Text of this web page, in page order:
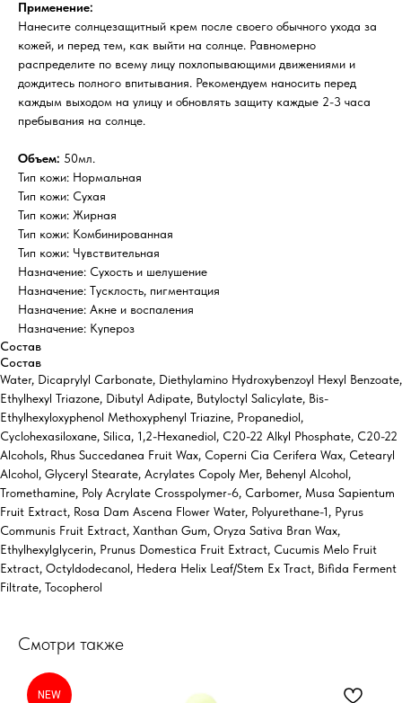
Применение:
Нанесите солнцезащитный крем после своего обычного ухода за
кожей, и перед тем, как выйти на солнце. Равномерно
распределите по всему лицу похлопывающими движениями и
дождитесь полного впитывания. Рекомендуем наносить перед
каждым выходом на улицу и обновлять защиту каждые 2-3 часа
пребывания на солнце.
Объем: 50мл.
Тип кожи: Нормальная
Тип кожи: Сухая
Тип кожи: Жирная
Тип кожи: Комбинированная
Тип кожи: Чувствительная
Назначение: Сухость и шелушение
Назначение: Тусклость, пигментация
Назначение: Акне и воспаления
Назначение: Купероз
Состав
Состав
Water, Dicaprylyl Carbonate, Diethylamino Hydroxybenzoyl Hexyl Benzoate,
Ethylhexyl Triazone, Dibutyl Adipate, Butyloctyl Salicylate, Bis-
Ethylhexyloxyphenol Methoxyphenyl Triazine, Propanediol,
Cyclohexasiloxane, Silica, 1,2-Hexanediol, C20-22 Alkyl Phosphate, C20-22
Alcohols, Rhus Succedanea Fruit Wax, Coperni Cia Cerifera Wax, Cetearyl
Alcohol, Glyceryl Stearate, Acrylates Copoly Mer, Behenyl Alcohol,
Tromethamine, Poly Acrylate Crosspolymer-6, Carbomer, Musa Sapientum
Fruit Extract, Rosa Dam Ascena Flower Water, Polyurethane-1, Pyrus
Communis Fruit Extract, Xanthan Gum, Oryza Sativa Bran Wax,
Ethylhexylglycerin, Prunus Domestica Fruit Extract, Cucumis Melo Fruit
Extract, Octyldodecanol, Hedera Helix Leaf/Stem Ex Tract, Bifida Ferment
Filtrate, Tocopherol
Смотри также
NEW